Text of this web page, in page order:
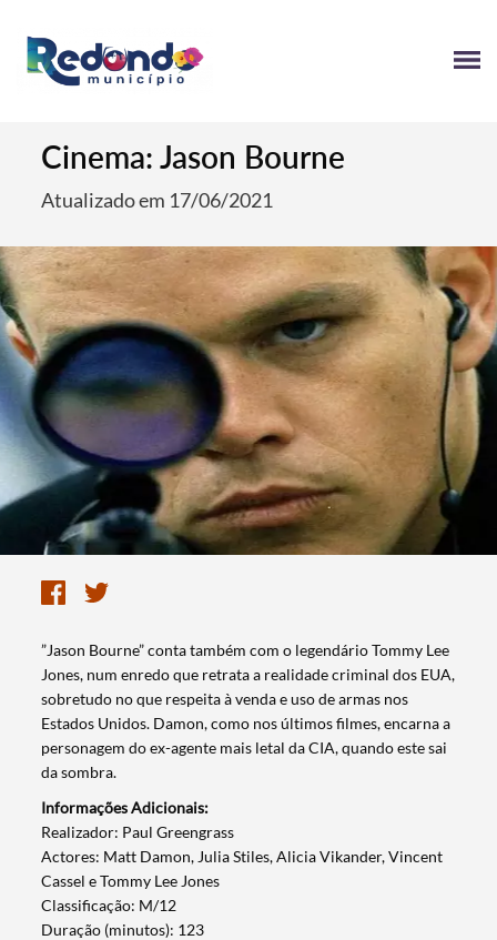
Cinema: Jason Bourne
Atualizado em 17/06/2021
​”Jason Bourne” conta também com o legendário Tommy Lee
Jones, num enredo que retrata a realidade criminal dos EUA,
sobretudo no que respeita à venda e uso de armas nos
Estados Unidos. Damon, como nos últimos filmes, encarna a
personagem do ex-agente mais letal da CIA, quando este sai
da sombra.
Informações Adicionais:
​Realizador: Paul Greengrass
Actores: Matt Damon, Julia Stiles, Alicia Vikander, Vincent
Cassel e Tommy Lee Jones
Classificação: M/12
Duração (minutos): 123